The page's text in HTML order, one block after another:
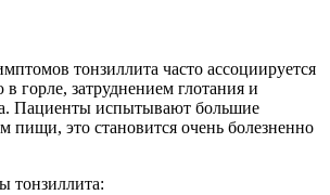
тонзиллита часто ассоциируется
горле, затруднением глотания и
Пациенты испытывают большие
пищи, это становится очень болезненно
тонзиллита: